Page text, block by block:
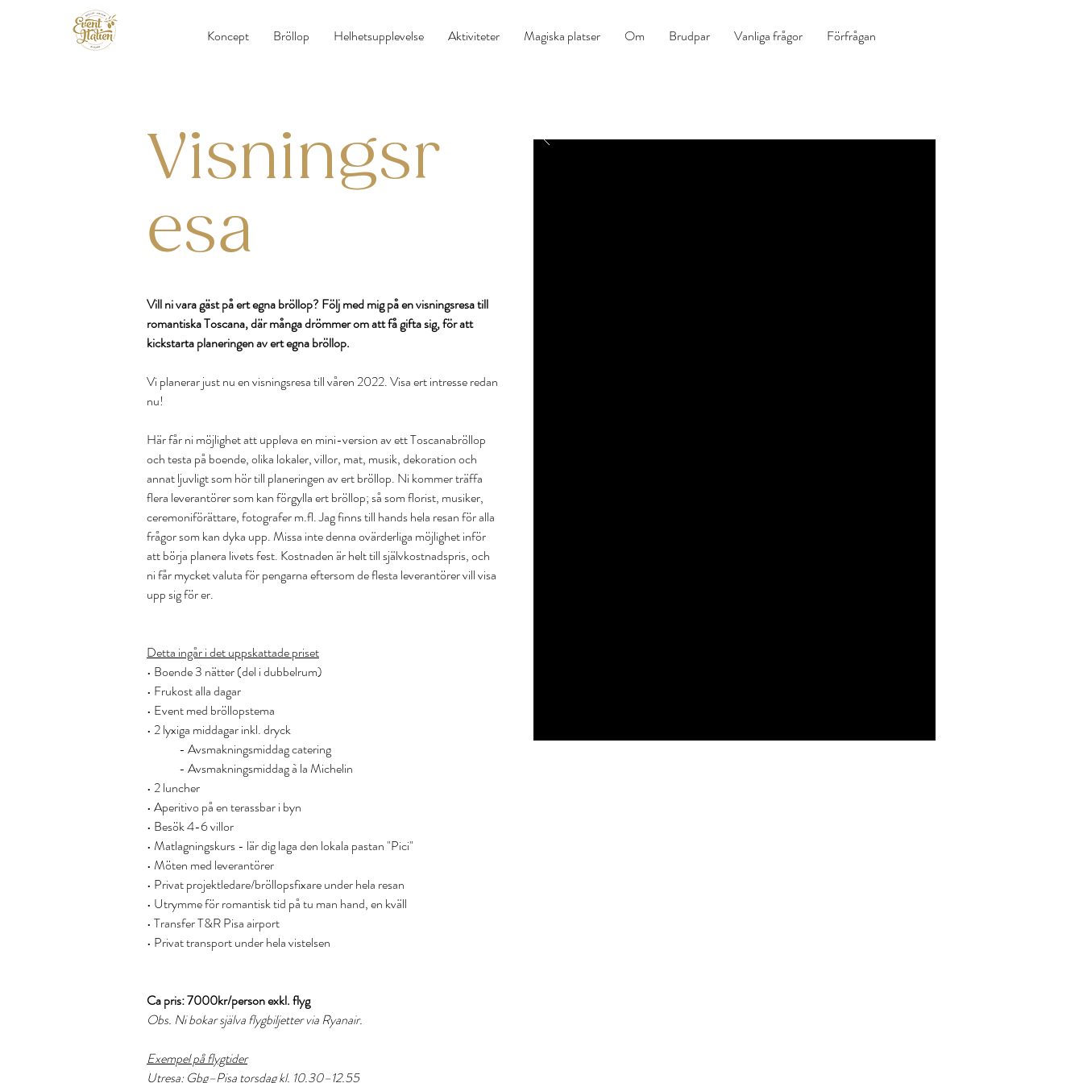
Koncept Bröllop Helhetsupplevelse Aktiviteter Magiska platser Om Brudpar Vanliga frågor Förfrågan
Visningsr
esa
Vill ni vara gäst på ert egna bröllop? Följ med mig på en visningsresa till
romantiska Toscana, där många drömmer om att få gifta sig, för att
kickstarta planeringen av ert egna bröllop.
Vi planerar just nu en visningsresa till våren 2022. Visa ert intresse redan
nu!
Här får ni möjlighet att uppleva en mini-version av ett Toscanabröllop
och testa på boende, olika lokaler, villor, mat, musik, dekoration och
annat ljuvligt som hör till planeringen av ert bröllop. Ni kommer träffa
flera leverantörer som kan förgylla ert bröllop; så som florist, musiker,
ceremoniförättare, fotografer m.fl. Jag finns till hands hela resan för alla
frågor som kan dyka upp. Missa inte dennaovärderliga möjlighet inför
att börja planera livets fest. Kostnaden är helt till självkostnadspris, och
ni får mycket valuta för pengarna eftersom de flesta leverantörer vill visa
upp sig för er.
Detta ingår i det uppskattade priset
• Boende 3 nätter (del i dubbelrum)
• Frukost alla dagar
• Event med bröllopstema
• 2 lyxiga middagar inkl. dryck
- Avsmakningsmiddag catering
- Avsmakningsmiddag à la Michelin
• 2 luncher
• Aperitivo på en terassbar i byn
• Besök 4-6 villor
• Matlagningskurs - lär dig laga den lokala pastan"Pici"
• Möten med leverantörer
• Privat projektledare/bröllopsfixare under hela resan
• Utrymme för romantisk tid på tu man hand, en kväll
• Transfer T&R Pisa airport
• Privat transport under hela vistelsen
Ca pris: 7000kr/person exkl. flyg
Obs. Ni bokar själva flygbiljetter via Ryanair.
Exempel på flygtider
Utresa: Gbg–Pisa torsdag kl. 10.30–12.55